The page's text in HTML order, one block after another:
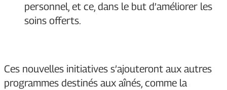
personnel, et ce, dans le but d’améliorer les
soins offerts.
Ces nouvelles initiatives s’ajouteront aux autres
programmes destinés aux aînés, comme la